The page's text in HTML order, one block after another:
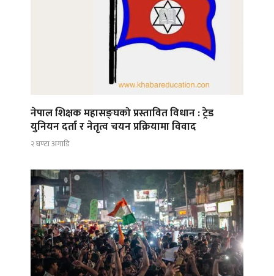
नेपाल शिक्षक महासङ्घको प्रस्तावित विधान : ट्रेड
युनियन दर्ता र नेतृत्व चयन प्रक्रियामा विवाद
२ घण्टा अगाडि